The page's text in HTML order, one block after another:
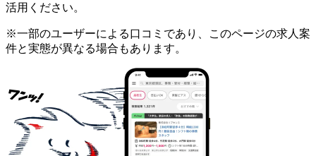
活用ください。
※一部のユーザーによる口コミであり、このページの求人案
件と実態が異なる場合もあります。